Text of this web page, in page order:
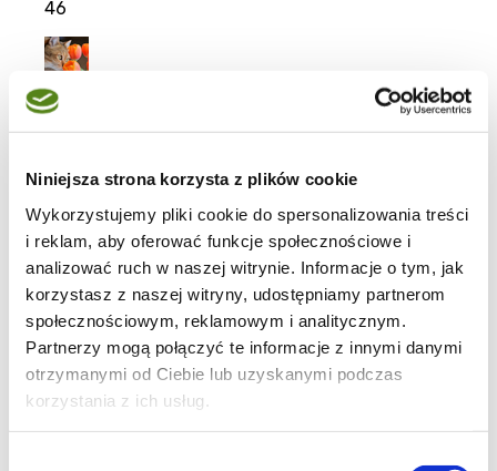
Niniejsza strona korzysta z plików cookie
Wykorzystujemy pliki cookie do spersonalizowania treści
i reklam, aby oferować funkcje społecznościowe i
analizować ruch w naszej witrynie. Informacje o tym, jak
korzystasz z naszej witryny, udostępniamy partnerom
społecznościowym, reklamowym i analitycznym.
Partnerzy mogą połączyć te informacje z innymi danymi
otrzymanymi od Ciebie lub uzyskanymi podczas
korzystania z ich usług.
46
Ciasteczka
3
19